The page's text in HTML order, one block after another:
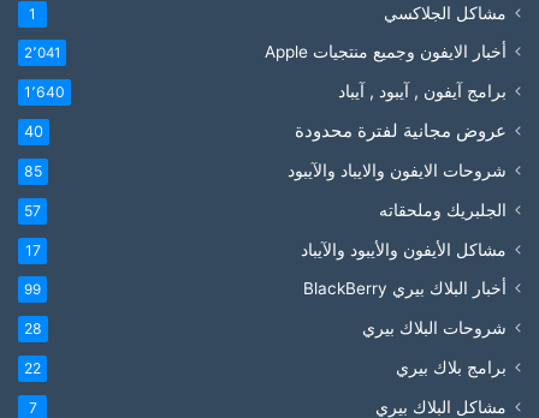
مشاكل الجلاكسي 1
أخبار الايفون وجميع منتجيات Apple 2٬041
برامج آيفون , آيبود , آيباد 1٬640
عروض مجانية لفترة محدودة 40
شروحات الايفون والايباد والآيبود 85
الجلبريك وملحقاته 57
مشاكل الأيفون والأيبود والآيباد 17
أخبار البلاك بيري BlackBerry 99
شروحات البلاك بيري 28
برامج بلاك بيري 22
مشاكل البلاك بيري 7